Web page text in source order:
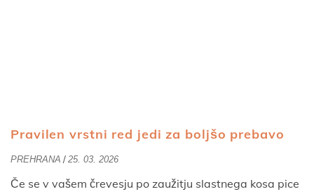
Pravilen vrstni red jedi za boljšo prebavo
PREHRANA / 25. 03. 2026
Če se v vašem črevesju po zaužitju slastnega kosa pice